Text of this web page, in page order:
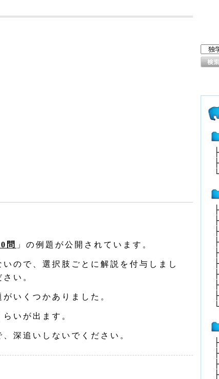
問 」の例題が公開されています。
ので、選択肢ごとに解説を付与しまし
い。
いくつかありました。
いが出ます。
深追いしないでください。
├
├
└
├
├
├
├
├
├
├
├
├
└
├
├
├
├